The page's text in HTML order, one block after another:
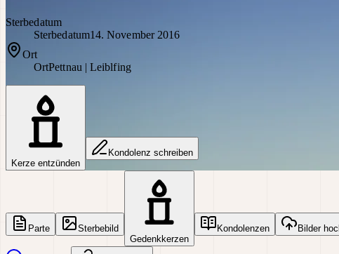
Sterbedatum
Sterbedatum14. November 2016
Ort
OrtPettnau | Leiblfing
Kerze entzünden
Kondolenz schreiben
Parte
Sterbebild
Gedenkkerzen
Kondolenzen Bilder